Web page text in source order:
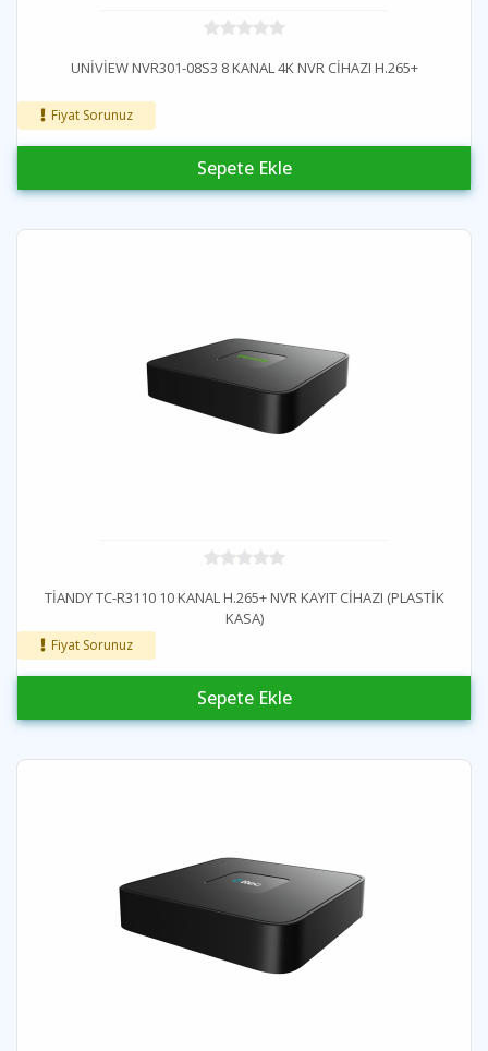
UNİVİEW NVR301-08S3 8 KANAL 4K NVR CİHAZI H.265+
Fiyat Sorunuz
Sepete Ekle
TİANDY TC-R3110 10 KANAL H.265+ NVR KAYIT CİHAZI (PLASTİK
KASA)
Fiyat Sorunuz
Sepete Ekle